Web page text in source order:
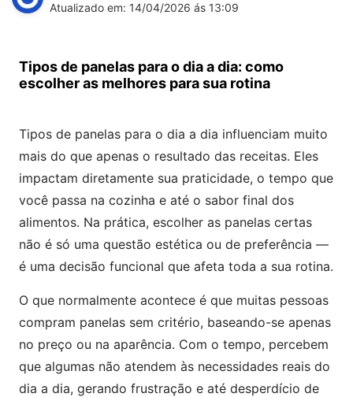
Atualizado em: 14/04/2026 ás 13:09
Tipos de panelas para o dia a dia: como
escolher as melhores para sua rotina
Tipos de panelas para o dia a dia influenciam muito
mais do que apenas o resultado das receitas. Eles
impactam diretamente sua praticidade, o tempo que
você passa na cozinha e até o sabor final dos
alimentos. Na prática, escolher as panelas certas
não é só uma questão estética ou de preferência —
é uma decisão funcional que afeta toda a sua rotina.
O que normalmente acontece é que muitas pessoas
compram panelas sem critério, baseando-se apenas
no preço ou na aparência. Com o tempo, percebem
que algumas não atendem às necessidades reais do
dia a dia, gerando frustração e até desperdício de